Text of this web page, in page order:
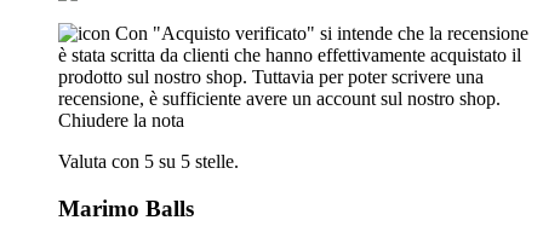
Con "Acquisto verificato" si intende che la recensione
è stata scritta da clienti che hanno effettivamente acquistato il
prodotto sul nostro shop. Tuttavia per poter scrivere una
recensione, è sufficiente avere un account sul nostro shop.
Chiudere la nota
Valuta con 5 su 5 stelle.
Marimo Balls